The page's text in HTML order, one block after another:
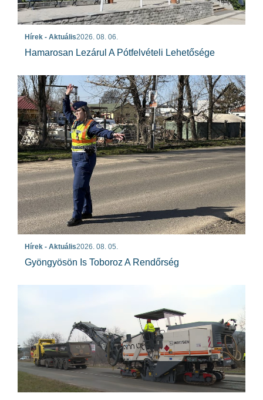
Hírek - Aktuális2026. 08. 06.
Hamarosan Lezárul A Pótfelvételi Lehetősége
Hírek - Aktuális2026. 08. 05.
Gyöngyösön Is Toboroz A Rendőrség